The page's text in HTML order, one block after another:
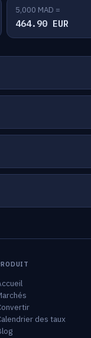
5,000 MAD =
464.90 EUR
des taux